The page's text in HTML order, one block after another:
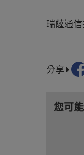
瑞薩通
分享
您可